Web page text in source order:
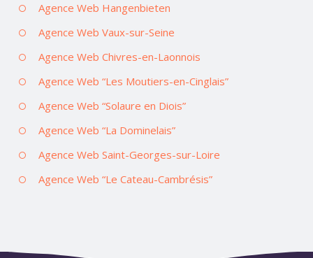
Agence Web Hangenbieten
Agence Web Vaux-sur-Seine
Agence Web Chivres-en-Laonnois
Agence Web “Les Moutiers-en-Cinglais”
Agence Web “Solaure en Diois”
Agence Web “La Dominelais”
Agence Web Saint-Georges-sur-Loire
Agence Web “Le Cateau-Cambrésis”